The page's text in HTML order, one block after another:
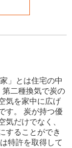
」とは住宅の中
二種換気で炭の
気を家中に広げ
す。 炭が持つ優
気だけでなく、
することができ
特許を取得して